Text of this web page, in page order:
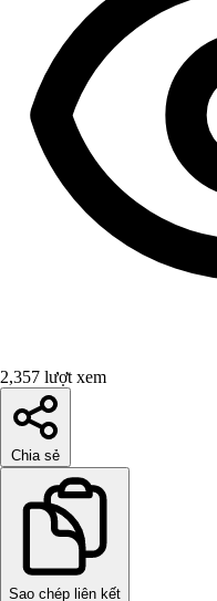
2,357 lượt xem
Chia sẻ
Sao chép liên kết